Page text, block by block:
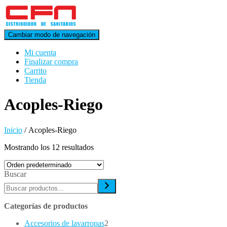
Cambiar modo de navegación
Mi cuenta
Finalizar compra
Carrito
Tienda
Acoples-Riego
Inicio / Acoples-Riego
Mostrando los 12 resultados
Buscar
Categorías de productos
Accesorios de lavarropas2